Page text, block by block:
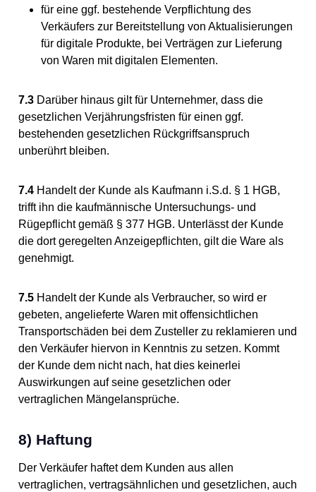
für eine ggf. bestehende Verpflichtung des
Verkäufers zur Bereitstellung von Aktualisierungen
für digitale Produkte, bei Verträgen zur Lieferung
von Waren mit digitalen Elementen.
7.3 Darüber hinaus gilt für Unternehmer, dass die
gesetzlichen Verjährungsfristen für einen ggf.
bestehenden gesetzlichen Rückgriffsanspruch
unberührt bleiben.
7.4 Handelt der Kunde als Kaufmann i.S.d. § 1 HGB,
trifft ihn die kaufmännische Untersuchungs- und
Rügepflicht gemäß § 377 HGB. Unterlässt der Kunde
die dort geregelten Anzeigepflichten, gilt die Ware als
genehmigt.
7.5 Handelt der Kunde als Verbraucher, so wird er
gebeten, angelieferte Waren mit offensichtlichen
Transportschäden bei dem Zusteller zu reklamieren und
den Verkäufer hiervon in Kenntnis zu setzen. Kommt
der Kunde dem nicht nach, hat dies keinerlei
Auswirkungen auf seine gesetzlichen oder
vertraglichen Mängelansprüche.
8) Haftung
Der Verkäufer haftet dem Kunden aus allen
vertraglichen, vertragsähnlichen und gesetzlichen, auch